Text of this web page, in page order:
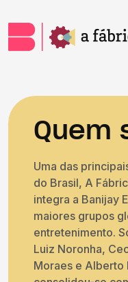
Quem
Uma das
do Brasil, A
integra a Banijay
maiores grupos
entretenimento.
Luiz Noronha,
Moraes e Alberto